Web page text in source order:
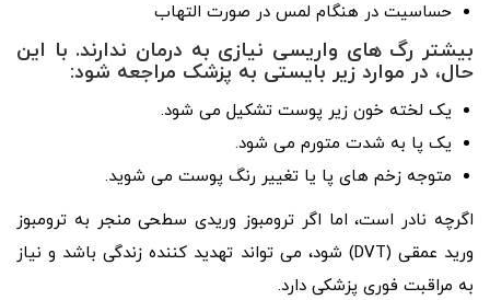
حساسیت در هنگام لمس در صورت التهاب
بیشتر رگ های واریسی نیازی به درمان ندارند. با این
حال، در موارد زیر بایستی به پزشک مراجعه شود:
یک لخته خون زیر پوست تشکیل می شود.
یک پا به شدت متورم می شود.
متوجه زخم های پا یا تغییر رنگ پوست می شوید.
اگرچه نادر است، اما اگر ترومبوز وریدی سطحی منجر به ترومبوز
ورید عمقی (DVT) شود، می تواند تهدید کننده زندگی باشد و نیاز
به مراقبت فوری پزشکی دارد.